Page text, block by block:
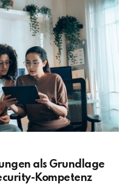
als Grundlage
Kompetenz